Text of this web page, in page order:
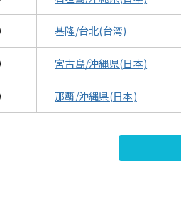
基隆/台北(台湾)
宮古島/沖縄県(日本)
那覇/沖縄県(日本)